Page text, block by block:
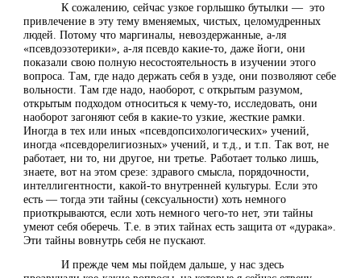
К сожалению, сейчас узкое горлышко бутылки — это
привлечение в эту тему вменяемых, чистых, целомудренных
людей. Потому что маргиналы, невоздержанные, а-ля
«псевдоэзотерики», а-ля псевдо какие-то, даже йоги, они
показали свою полную несостоятельность в изучении этого
вопроса. Там, где надо держать себя в узде, они позволяют себе
вольности. Там где надо, наоборот, с открытым разумом,
открытым подходом относиться к чему-то, исследовать, они
наоборот загоняют себя в какие-то узкие, жесткие рамки.
Иногда в тех или иных «псевдопсихологических» учений,
иногда «псевдорелигиозных» учений, и т.д., и т.п. Так вот, не
работает, ни то, ни другое, ни третье. Работает только лишь,
знаете, вот на этом срезе: здравого смысла, порядочности,
интеллигентности, какой-то внутренней культуры. Если это
есть — тогда эти тайны (сексуальности) хоть немного
приоткрываются, если хоть немного чего-то нет, эти тайны
умеют себя оберечь. Т.е. в этих тайнах есть защита от «дурака».
Эти тайны вовнутрь себя не пускают.
И прежде чем мы пойдем дальше, у нас здесь